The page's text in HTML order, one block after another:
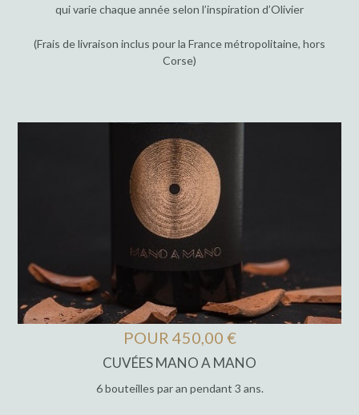
qui varie chaque année selon l’inspiration d’Olivier
(Frais de livraison inclus pour la France métropolitaine, hors
Corse)
POUR 450,00 €
CUVÉES MANO A MANO
6 bouteilles par an pendant 3 ans.